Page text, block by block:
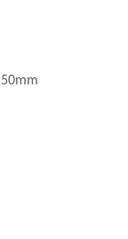
50mm